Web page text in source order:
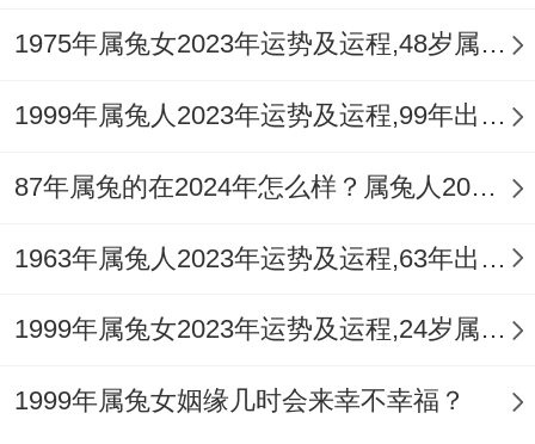
1975年属兔女2023年运势及运程,48岁属兔人2023全年每月运势女性如何
1999年属兔人2023年运势及运程,99年出生的23岁生肖兔2023年本命年每月运势详解
87年属兔的在2024年怎么样？属兔人2024年运势及运程如何？
1963年属兔人2023年运势及运程,63年出生的60岁生肖兔2023年本命年每月运势详解
1999年属兔女2023年运势及运程,24岁属兔人2023全年每月运势女性如何
1999年属兔女姻缘几时会来幸不幸福？